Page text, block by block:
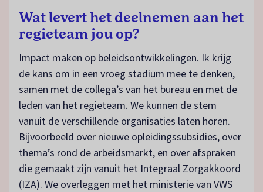
Wat levert het deelnemen aan het
regieteam jou op?
Impact maken op beleidsontwikkelingen. Ik krijg
de kans om in een vroeg stadium mee te denken,
samen met de collega’s van het bureau en met de
leden van het regieteam. We kunnen de stem
vanuit de verschillende organisaties laten horen.
Bijvoorbeeld over nieuwe opleidingssubsidies, over
thema’s rond de arbeidsmarkt, en over afspraken
die gemaakt zijn vanuit het Integraal Zorgakkoord
(IZA). We overleggen met het ministerie van VWS